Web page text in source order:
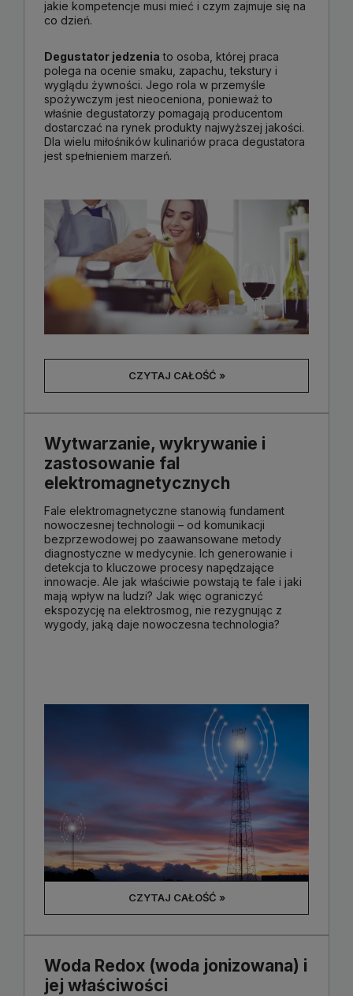
jakie kompetencje musi mieć i czym zajmuje się na
co dzień.
Degustator jedzenia to osoba, której praca
polega na ocenie smaku, zapachu, tekstury i
wyglądu żywności. Jego rola w przemyśle
spożywczym jest nieoceniona, ponieważ to
właśnie degustatorzy pomagają producentom
dostarczać na rynek produkty najwyższej jakości.
Dla wielu miłośników kulinariów praca degustatora
jest spełnieniem marzeń.
CZYTAJ CAŁOŚĆ »
Wytwarzanie, wykrywanie i
zastosowanie fal
elektromagnetycznych
Fale elektromagnetyczne stanowią fundament
nowoczesnej technologii – od komunikacji
bezprzewodowej po zaawansowane metody
diagnostyczne w medycynie. Ich generowanie i
detekcja to kluczowe procesy napędzające
innowacje. Ale jak właściwie powstają te fale i jaki
mają wpływ na ludzi? Jak więc ograniczyć
ekspozycję na elektrosmog, nie rezygnując z
wygody, jaką daje nowoczesna technologia?
CZYTAJ CAŁOŚĆ »
Woda Redox (woda jonizowana) i
jej właściwości